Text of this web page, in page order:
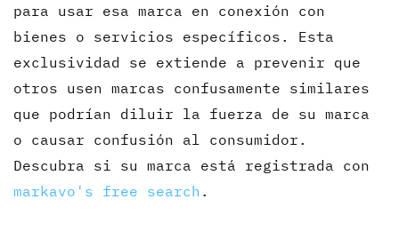
para usar esa marca en conexión con
bienes o servicios específicos. Esta
exclusividad se extiende a prevenir que
otros usen marcas confusamente similares
que podrían diluir la fuerza de su marca
o causar confusión al consumidor.
Descubra si su marca está registrada con
markavo's free search .